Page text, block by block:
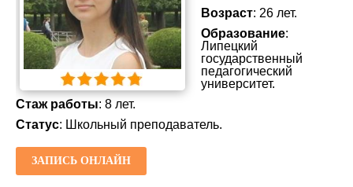
Возраст: 26 лет.
Образование:
Липецкий
государственный
педагогический
университет.
Стаж работы: 8 лет.
Статус: Школьный преподаватель.
ЗАПИСЬ ОНЛАЙН